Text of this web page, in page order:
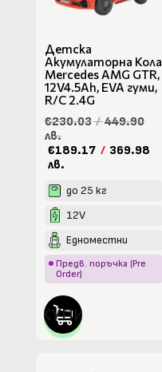
Детска
Акумулаторна Кола
Mercedes AMG GTR,
12V4.5Ah, EVA гуми,
R/C 2.4G
€230.03/449.90
лв.
€189.17 / 369.98
лв.
до 25 кг
12V
Едноместни
Предв. поръчка (Pre
Order)
КУПИ